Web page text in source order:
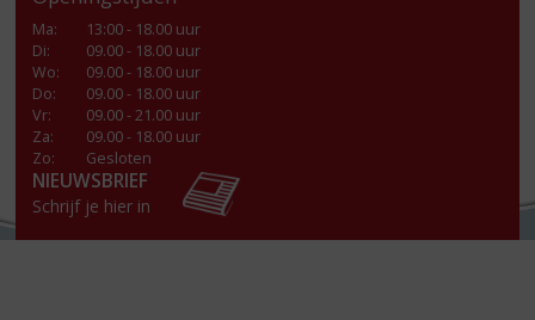
Ma:
13:00 - 18.00 uur
Di:
09.00 - 18.00 uur
Wo:
09.00 - 18.00 uur
Do:
09.00 - 18.00 uur
Vr:
09.00 - 21.00 uur
Za:
09.00 - 18.00 uur
Zo:
Gesloten
NIEUWSBRIEF
Schrijf je hier in